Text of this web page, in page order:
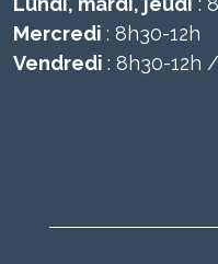
Mercredi : 8h30-12h
Vendredi : 8h30-12h